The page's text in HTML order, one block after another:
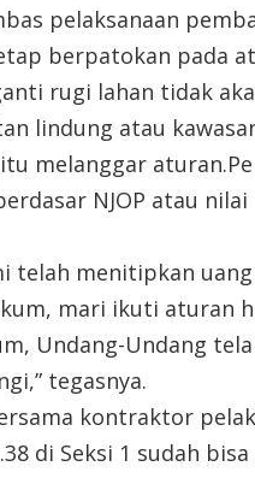
pelaksanaan
berpatokan pada
rugi lahan tidak
lindung atau
melanggar
NJOP atau nilai
telah menitipkan
mari ikuti aturan
Undang-Undang
tegasnya.
kontraktor
di Seksi 1 sudah